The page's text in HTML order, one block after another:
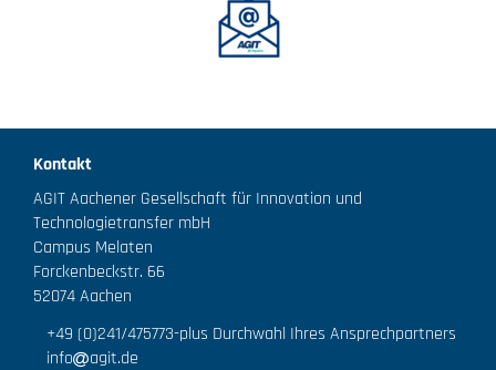
Kontakt
AGIT Aachener Gesellschaft für Innovation und
Technologietransfer mbH
Campus Melaten
Forckenbeckstr. 66
52074 Aachen
+49 (0)241/475773-plus Durchwahl Ihres Ansprechpartners
info
agit.de